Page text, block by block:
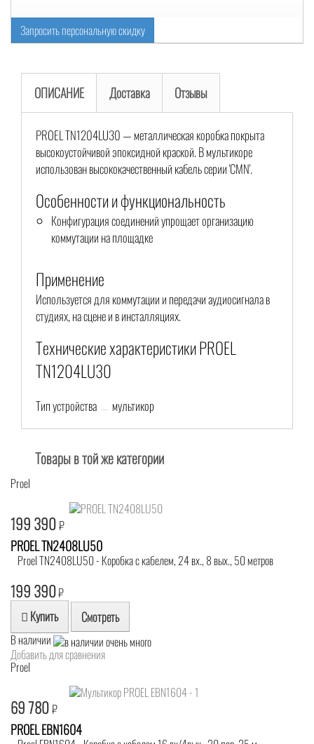
Запросить персональную скидку
ОПИСАНИЕ Доставка Отзывы
PROEL TN1204LU30 — металлическая коробка покрыта
высокоустойчивой эпоксидной краской. В мультикоре
использован высококачественный кабель серии 'CMN'.
Особенности и функциональность
Конфигурация соединений упрощает организацию
коммутации на площадке
Применение
Используется для коммутации и передачи аудиосигнала в
студиях, на сцене и в инсталляциях.
Технические характеристики PROEL
TN1204LU30
Тип устройства мультикор
Товары в той же категории
Proel
199 390₽
PROEL TN2408LU50
Proel TN2408LU50 - Коробка с кабелем, 24 вх., 8 вых., 50 метров
199 390₽
Купить Смотреть
В наличии
Добавить для сравнения
Proel
69 780₽
PROEL EBN1604